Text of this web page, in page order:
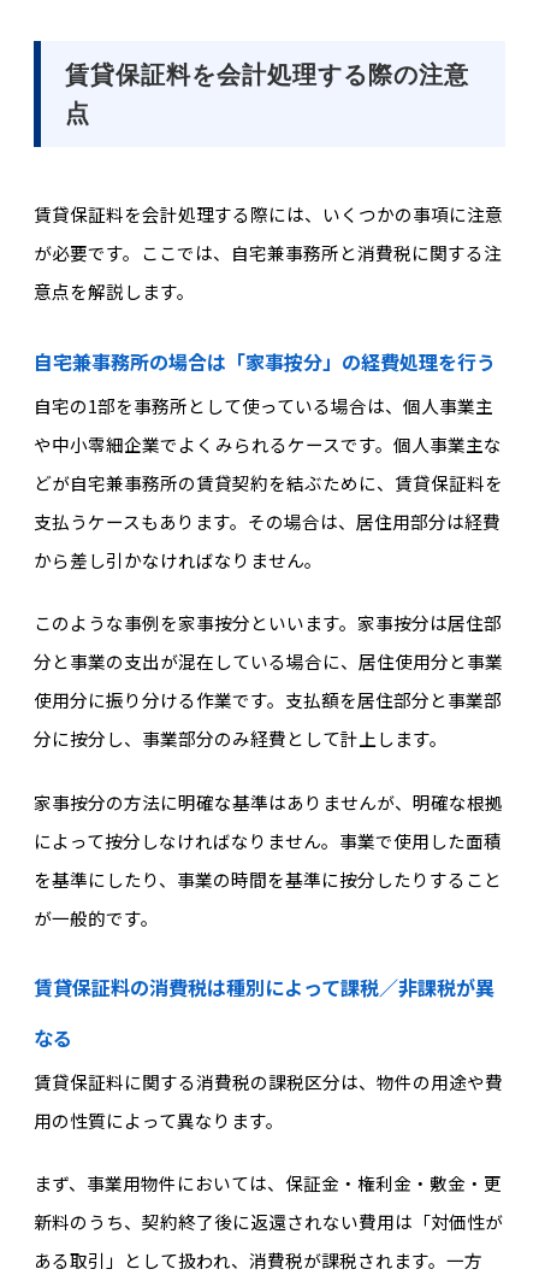
賃貸保証料を会計処理する際の注意
点
賃貸保証料を会計処理する際には、いくつかの事項に注意
が必要です。ここでは、自宅兼事務所と消費税に関する注
意点を解説します。
自宅兼事務所の場合は「家事按分」の経費処理を行う
自宅の1部を事務所として使っている場合は、個人事業主
や中小零細企業でよくみられるケースです。個人事業主な
どが自宅兼事務所の賃貸契約を結ぶために、賃貸保証料を
支払うケースもあります。その場合は、居住用部分は経費
から差し引かなければなりません。
このような事例を家事按分といいます。家事按分は居住部
分と事業の支出が混在している場合に、居住使用分と事業
使用分に振り分ける作業です。支払額を居住部分と事業部
分に按分し、事業部分のみ経費として計上します。
家事按分の方法に明確な基準はありませんが、明確な根拠
によって按分しなければなりません。事業で使用した面積
を基準にしたり、事業の時間を基準に按分したりすること
が一般的です。
賃貸保証料の消費税は種別によって課税／非課税が異
なる
賃貸保証料に関する消費税の課税区分は、物件の用途や費
用の性質によって異なります。
まず、事業用物件においては、保証金・権利金・敷金・更
新料のうち、契約終了後に返還されない費用は「対価性が
ある取引」として扱われ、消費税が課税されます。一方